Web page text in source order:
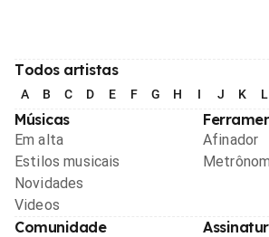
Todos artistas
A B C D E F G H I J K L
Músicas
Em alta
Estilos musicais
Novidades
Videos
Afinador
Comunidade